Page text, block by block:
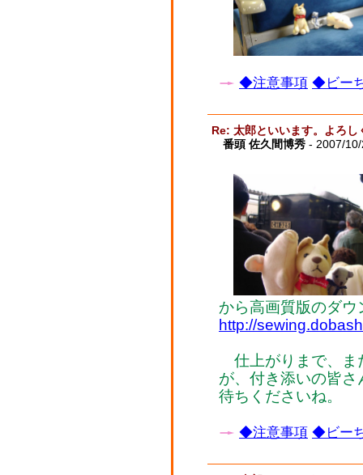
◆注意事項 ◆ビー
Re: 太郎といいます。よろし
番頭 佐久間博秀 - 2007/
から高画質版のダ
http://
仕上がりまで、ま
が、付き添いの皆
待ちくださいね。
◆注意事項 ◆ビー